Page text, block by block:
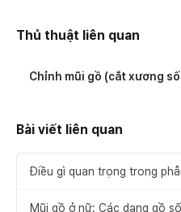
Thủ thuật liên quan
Chỉnh mũi gồ (cắt xương
Bài viết liên quan
Điều gì quan trọng trong
Mũi gồ ở nữ: Các dạng gồ